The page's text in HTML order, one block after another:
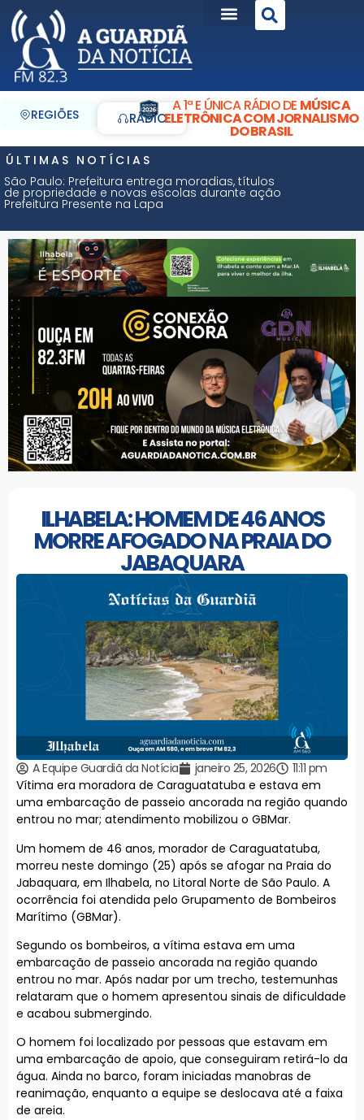
REGIÕES RÁDIO
A 1ª E ÚNICA RÁDIO DE MÚSICA
ELETRÔNICA COM JORNALISMO
DO BRASIL
ÚLTIMAS NOTÍCIAS
São Paulo: Prefeitura entrega moradias, títulos
de propriedade e novas escolas durante ação
Prefeitura Presente na Lapa
ILHABELA: HOMEM DE 46 ANOS
MORRE AFOGADO NA PRAIA DO
JABAQUARA
A Equipe Guardiã da Notícia janeiro 25, 2026
11:11 pm
Vítima era moradora de Caraguatatuba e estava em
uma embarcação de passeio ancorada na região quando
entrou no mar; atendimento mobilizou o GBMar.
Um homem de 46 anos, morador de Caraguatatuba,
morreu neste domingo (25) após se afogar na Praia do
Jabaquara, em Ilhabela, no Litoral Norte de São Paulo. A
ocorrência foi atendida pelo Grupamento de Bombeiros
Marítimo (GBMar).
Segundo os bombeiros, a vítima estava em uma
embarcação de passeio ancorada na região quando
entrou no mar. Após nadar por um trecho, testemunhas
relataram que o homem apresentou sinais de dificuldade
e acabou submergindo.
O homem foi localizado por pessoas que estavam em
uma embarcação de apoio, que conseguiram retirá-lo da
água. Ainda no barco, foram iniciadas manobras de
reanimação, enquanto a equipe se deslocava até a faixa
de areia.